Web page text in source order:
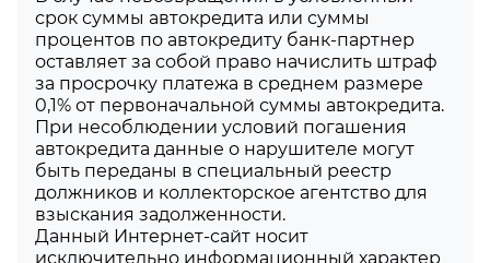
срок суммы автокредита или суммы
процентов по автокредиту банк-партнер
оставляет за собой право начислить штраф
за просрочку платежа в среднем размере
0,1% от первоначальной суммы автокредита.
При несоблюдении условий погашения
автокредита данные о нарушителе могут
быть переданы в специальный реестр
должников и коллекторское агентство для
взыскания задолженности.
Данный Интернет-сайт носит
исключительно информационный характер